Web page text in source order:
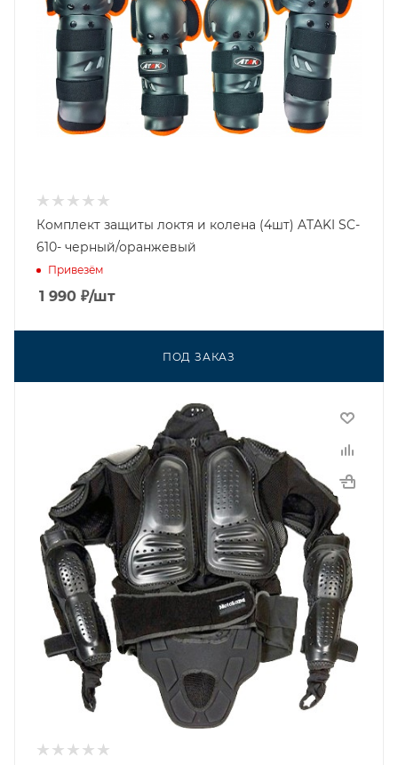
Комплект защиты локтя и колена (4шт) ATAKI SC-
610- черный/оранжевый
Привезём
1 990 ₽/шт
ПОД ЗАКАЗ